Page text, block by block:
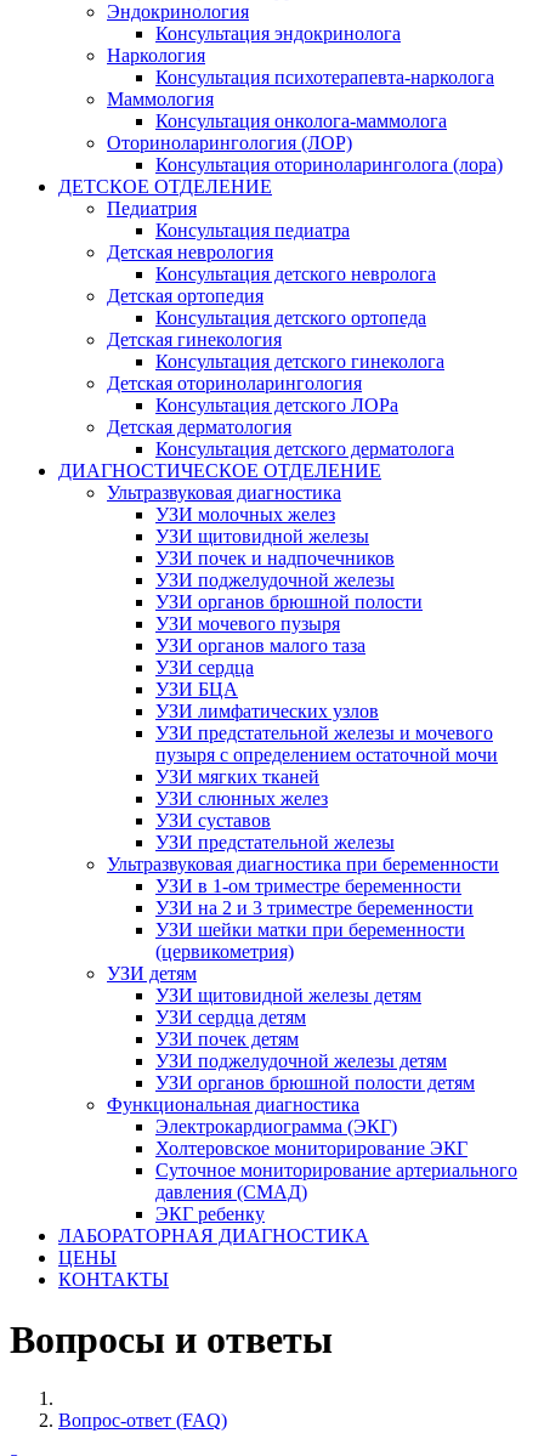
Эндокринология
Консультация эндокринолога
Наркология
Консультация психотерапевта-нарколога
Маммология
Консультация онколога-маммолога
Оториноларингология (ЛОР)
Консультация оториноларинголога (лора)
ДЕТСКОЕ ОТДЕЛЕНИЕ
Педиатрия
Консультация педиатра
Детская неврология
Консультация детского невролога
Детская ортопедия
Консультация детского ортопеда
Детская гинекология
Консультация детского гинеколога
Детская оториноларингология
Консультация детского ЛОРа
Детская дерматология
Консультация детского дерматолога
ДИАГНОСТИЧЕСКОЕ ОТДЕЛЕНИЕ
Ультразвуковая диагностика
УЗИ молочных желез
УЗИ щитовидной железы
УЗИ почек и надпочечников
УЗИ поджелудочной железы
УЗИ органов брюшной полости
УЗИ мочевого пузыря
УЗИ органов малого таза
УЗИ сердца
УЗИ БЦА
УЗИ лимфатических узлов
УЗИ предстательной железы и мочевого
пузыря с определением остаточной мочи
УЗИ мягких тканей
УЗИ слюнных желез
УЗИ суставов
УЗИ предстательной железы
Ультразвуковая диагностика при беременности
УЗИ в 1-ом триместре беременности
УЗИ на 2 и 3 триместре беременности
УЗИ шейки матки при беременности
(цервикометрия)
УЗИ детям
УЗИ щитовидной железы детям
УЗИ сердца детям
УЗИ почек детям
УЗИ поджелудочной железы детям
УЗИ органов брюшной полости детям
Функциональная диагностика
Электрокардиограмма (ЭКГ)
Холтеровское мониторирование ЭКГ
Суточное мониторирование артериального
давления (СМАД)
ЭКГ ребенку
ЛАБОРАТОРНАЯ ДИАГНОСТИКА
ЦЕНЫ
КОНТАКТЫ
Вопросы и ответы
Вопрос-ответ (FAQ)